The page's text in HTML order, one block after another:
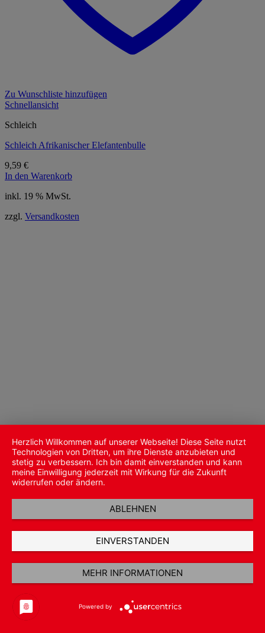
Zu Wunschliste hinzufügen
Schnellansicht
Schleich
Schleich Afrikanischer Elefantenbulle
9,59 €
In den Warenkorb
inkl. 19 % MwSt.
zzgl. Versandkosten
Herzlich Willkommen auf unserer Webseite! Diese Seite nutzt
Technologien von Dritten, um ihre Dienste anzubieten und
stetig zu verbessern. Ich bin damit einverstanden und kann
meine Einwilligung jederzeit mit Wirkung für die Zukunft
widerrufen oder ändern.
ABLEHNEN
EINVERSTANDEN
MEHR INFORMATIONEN
Powered by